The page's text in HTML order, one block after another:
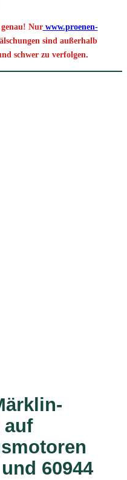
Nur www.proenen-
sind außerhalb
schwer zu verfolgen.
auf
60944